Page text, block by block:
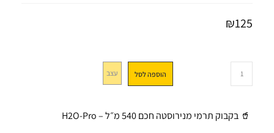
₪125
הוספה לסל עצב
🥤 בקבוק תרמי מנירוסטה חכם 540 מ״ל – H2O-Pro